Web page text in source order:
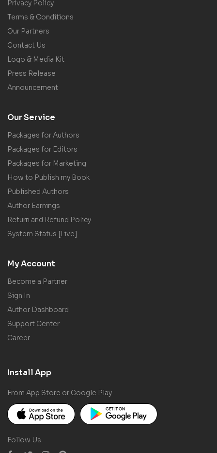
Privacy Policy
Terms & Conditions
Our Partners
Contact Us
Logo & Media Kit
Press Release
Announcement
Our Service
Packages for Authors
Packages for Editors
Packages for Marketing
How to Publish my Book
Published Authors
Author Earnings
Return and Refund Policy
System Status [Live]
My Account
Become a Partner
Sign In
Author Dashboard
Support Center
Career
Install App
From App Store or Google Play
Follow Us